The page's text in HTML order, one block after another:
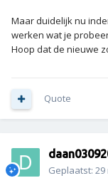
Maar duidelijk nu
werken wat je
Hoop dat de nieuwe
Quote
Geplaatst: 29